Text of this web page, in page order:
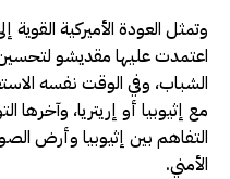
وتمثل العودة الأميركية
اعتمدت عليها مقديشو
الشباب، وفي الوقت نفسه
مع إثيوبيا أو إريتريا، وآخرها
التفاهم بين إثيوبيا وأرض
الأمني.